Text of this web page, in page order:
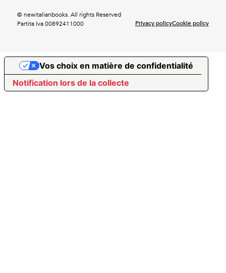
© newitalianbooks. All rights Reserved
Partita Iva 00892411000
Privacy policyCookie policy
Notification lors de la collecte
Vos choix en matière de confidentialité